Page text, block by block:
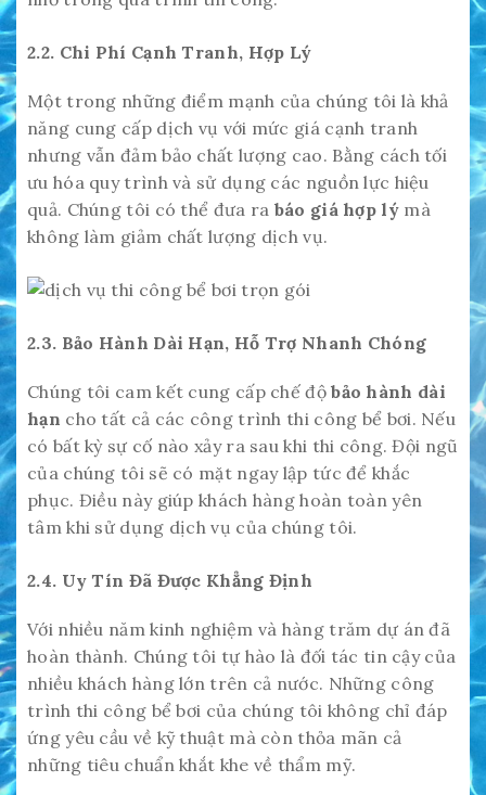
2.2. Chi Phí Cạnh Tranh, Hợp Lý
Một trong những điểm mạnh của chúng tôi là khả
năng cung cấp dịch vụ với mức giá cạnh tranh
nhưng vẫn đảm bảo chất lượng cao. Bằng cách tối
ưu hóa quy trình và sử dụng các nguồn lực hiệu
quả. Chúng tôi có thể đưa ra báo giá hợp lýmà
không làm giảm chất lượng dịch vụ.
2.3. Bảo Hành Dài Hạn, Hỗ Trợ Nhanh Chóng
Chúng tôi cam kết cung cấp chế độbảo hành dài
hạn cho tất cả các công trình thi công bể bơi. Nếu
có bất kỳ sự cố nào xảy ra sau khi thi công. Đội ngũ
của chúng tôi sẽ có mặt ngay lập tức để khắc
phục. Điều này giúp khách hàng hoàn toàn yên
tâm khi sử dụng dịch vụ của chúng tôi.
2.4. Uy Tín Đã Được Khẳng Định
Với nhiều năm kinh nghiệm và hàng trăm dự án đã
hoàn thành. Chúng tôi tự hào là đối tác tin cậy của
nhiều khách hàng lớn trên cả nước. Những công
trình thi công bể bơi của chúng tôi không chỉ đáp
ứng yêu cầu về kỹ thuật mà còn thỏa mãn cả
những tiêu chuẩn khắt khe về thẩm mỹ.